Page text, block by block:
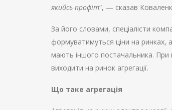
якийсь профіт“, — сказав
За його словами, спеціалісти
формуватимуться ціни на ринках,
мають іншого постачальника.
виходити на ринок агрегації.
Що таке агрегація